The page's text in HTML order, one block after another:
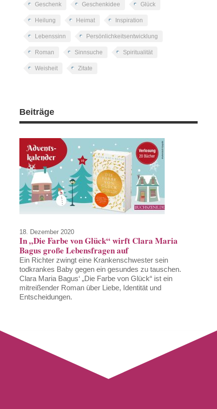
Geschenk Geschenkidee Glück
Heilung Heimat Inspiration
Lebenssinn Persönlichkeitsentwicklung
Roman Sinnsuche Spiritualität
Weisheit Zitate
Beiträge
18. Dezember 2020
In „Die Farbe von Glück“ wirft Clara Maria
Bagus große Lebensfragen auf
Ein Richter zwingt eine Krankenschwester sein
todkrankes Baby gegen ein gesundes zu tauschen.
Clara Maria Bagus‘ „Die Farbe von Glück“ ist ein
mitreißender Roman über Liebe, Identität und
Entscheidungen.